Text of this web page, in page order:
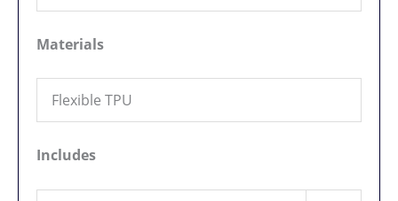
Materials
Flexible TPU
Includes